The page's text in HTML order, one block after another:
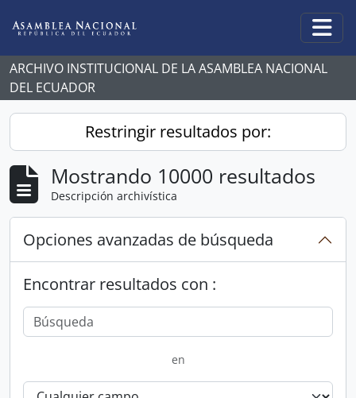
ARCHIVO INSTITUCIONAL DE LA ASAMBLEA NACIONAL
DEL ECUADOR
Restringir resultados por:
Mostrando 10000 resultados
Descripción archivística
Opciones avanzadas de búsqueda
Encontrar resultados con :
en